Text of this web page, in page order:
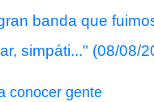
banda que
simpáti..." (08/08/
conocer gente